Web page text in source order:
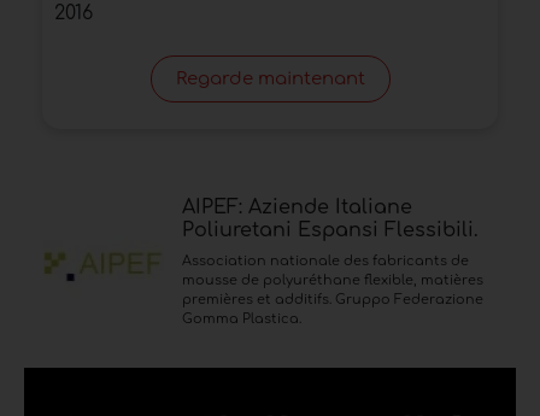
2016
Regarde maintenant
AIPEF: Aziende Italiane
Poliuretani Espansi Flessibili.
Association nationale des fabricants de
mousse de polyuréthane flexible, matières
premières et additifs. Gruppo Federazione
Gomma Plastica.